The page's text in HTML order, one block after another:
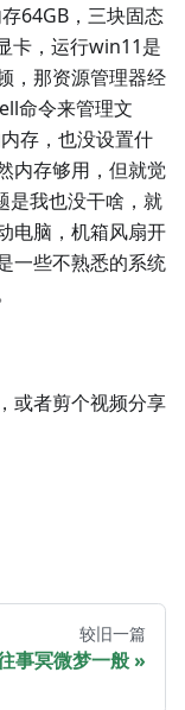
64GB，三块固态
卡，运行win11是
，那资源管理器经
命令来管理文
存，也没设置什
内存够用，但就觉
是我也没干啥，就
电脑，机箱风扇开
一些不熟悉的系统
或者剪个视频分享
较旧一篇
事冥微梦一般